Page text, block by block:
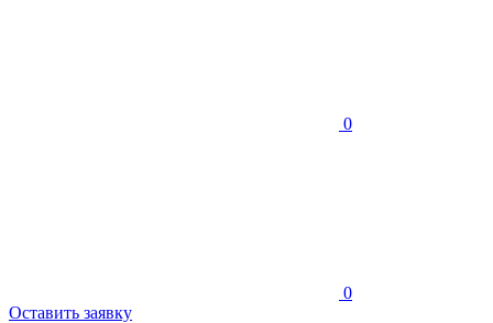
0
0
Оставить заявку